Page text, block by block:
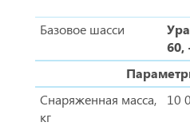
Базовое шасси
60,
Снаряженная масса,
кг
10